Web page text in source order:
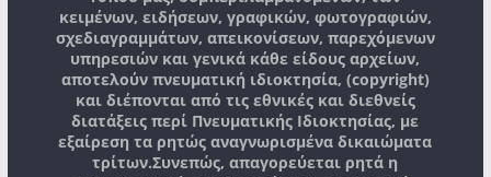
κειμένων, ειδήσεων, γραφικών, φωτογραφιών,
σχεδιαγραμμάτων, απεικονίσεων, παρεχόμενων
υπηρεσιών και γενικά κάθε είδους αρχείων,
αποτελούν πνευματική ιδιοκτησία, (copyright)
και διέπονται από τις εθνικές και διεθνείς
διατάξεις περί Πνευματικής Ιδιοκτησίας, με
εξαίρεση τα ρητώς αναγνωρισμένα δικαιώματα
τρίτων.Συνεπώς, απαγορεύεται ρητά η